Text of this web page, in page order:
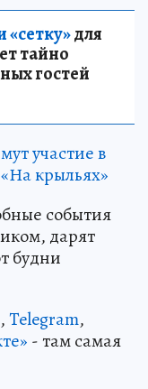
для
тайно
гостей
участие в
крыльях»
события
дарят
будни
,Telegram,
- там самая